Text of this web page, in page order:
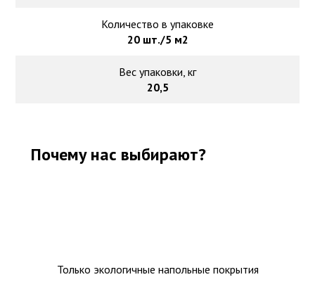
Количество в упаковке
20 шт./5 м2
Вес упаковки, кг
20,5
Почему нас выбирают?
Только экологичные напольные покрытия